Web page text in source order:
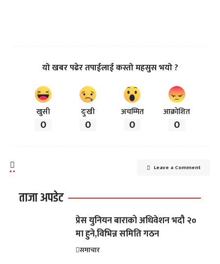
यो खबर पढेर तपाईलाई कस्तो महसुस भयो ?
खुसी
0
दुःखी
0
अचम्मित
0
आक्रोशित
0
Leave a Comment
ताजा अपडेट
प्रेस युनियन बाराको अधिवेशन भदौ २०
मा हुने,विभिन्न समिति गठन
समाचार